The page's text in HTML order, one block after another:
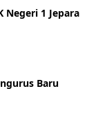
Negeri 1 Jepara
Baru